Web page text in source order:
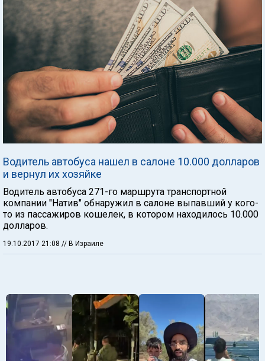
Водитель автобуса нашел в салоне 10.000 долларов
и вернул их хозяйке
Водитель автобуса 271-го маршрута транспортной
компании "Натив" обнаружил в салоне выпавший у кого-
то из пассажиров кошелек, в котором находилось 10.000
долларов.
19.10.2017 21:08 // В Израиле